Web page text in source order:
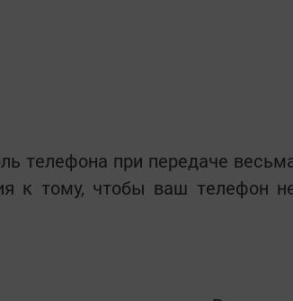
телефона при передаче
к тому, чтобы ваш телефон